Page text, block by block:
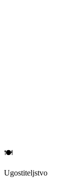
🍽️
Ugostiteljstvo